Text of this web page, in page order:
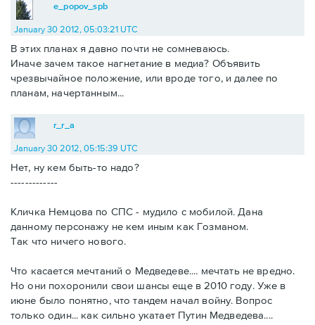
e_popov_spb
January 30 2012, 05:03:21 UTC
В этих планах я давно почти не сомневаюсь.
Иначе зачем такое нагнетание в медиа? Объявить
чрезвычайное положение, или вроде того, и далее по
планам, начертанным...
r_r_a
January 30 2012, 05:15:39 UTC
Нет, ну кем быть-то надо?
-------------
Кличка Немцова по СПС - мудило с мобилой. Дана
данному персонажу не кем иным как Гозманом.
Так что ничего нового.
Что касается мечтаний о Медведеве.... мечтать не вредно.
Но они похоронили свои шансы еще в 2010 году. Уже в
июне было понятно, что тандем начал войну. Вопрос
только один... как сильно укатает Путин Медведева....